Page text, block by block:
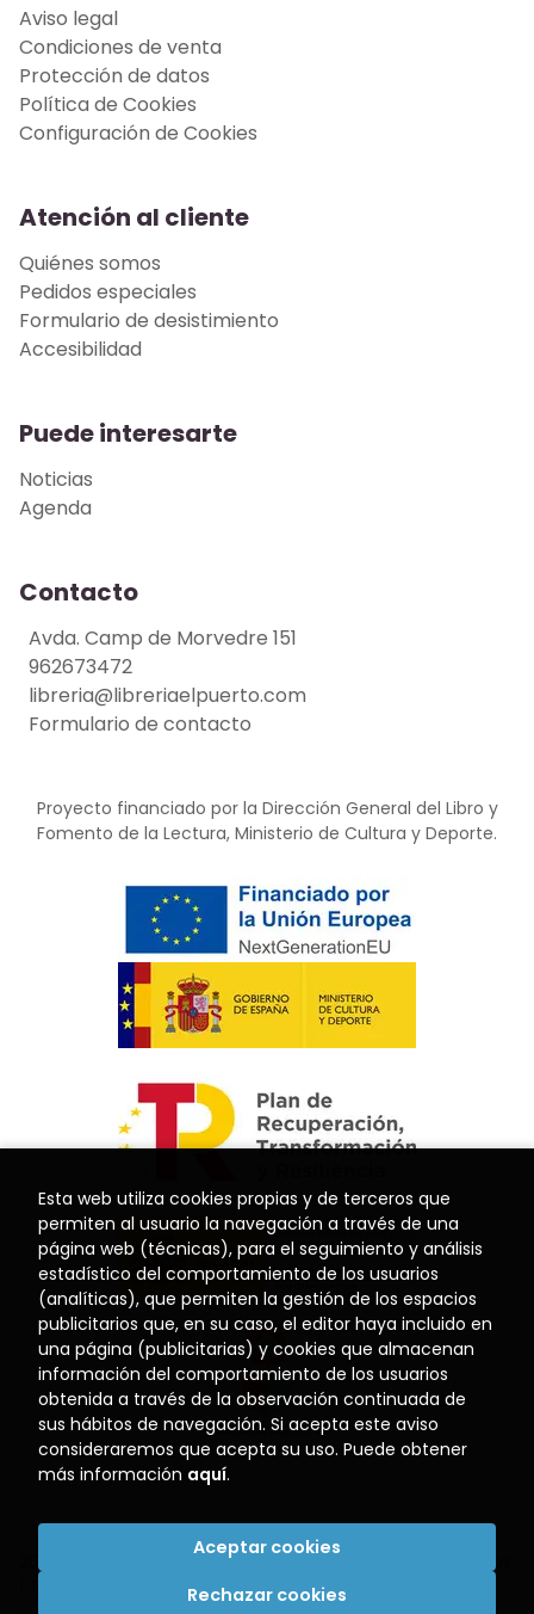
Aviso legal
Condiciones de venta
Protección de datos
Política de Cookies
Configuración de Cookies
Atención al cliente
Quiénes somos
Pedidos especiales
Formulario de desistimiento
Accesibilidad
Puede interesarte
Noticias
Agenda
Contacto
Avda. Camp de Morvedre 151
962673472
libreria@libreriaelpuerto.com
Formulario de contacto
Proyecto financiado por la Dirección General del Libro y
Fomento de la Lectura, Ministerio de Cultura y Deporte.
Librería El Puerto . Todos los Derechos Reservados
Esta web utiliza cookies propias y de terceros que
permiten al usuario la navegación a través de una
página web (técnicas), para el seguimiento y análisis
estadístico del comportamiento de los usuarios
(analíticas), que permiten la gestión de los espacios
publicitarios que, en su caso, el editor haya incluido en
una página (publicitarias) y cookies que almacenan
información del comportamiento de los usuarios
obtenida a través de la observación continuada de
sus hábitos de navegación. Si acepta este aviso
consideraremos que acepta su uso. Puede obtener
más información aquí.
Rechazar cookies
Aceptar cookies